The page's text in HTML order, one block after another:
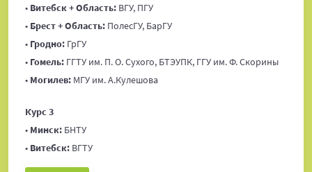
• Витебск + Область: ВГУ, ПГУ
• Брест + Область: ПолесГУ, БарГУ
• Гродно: ГрГУ
• Гомель: ГГТУ им. П. О. Сухого, БТЭУПК, ГГУ им. Ф. Скорины
• Могилев: МГУ им. А.Кулешова
Курс 3
• Минск: БНТУ
• Витебск: ВГТУ